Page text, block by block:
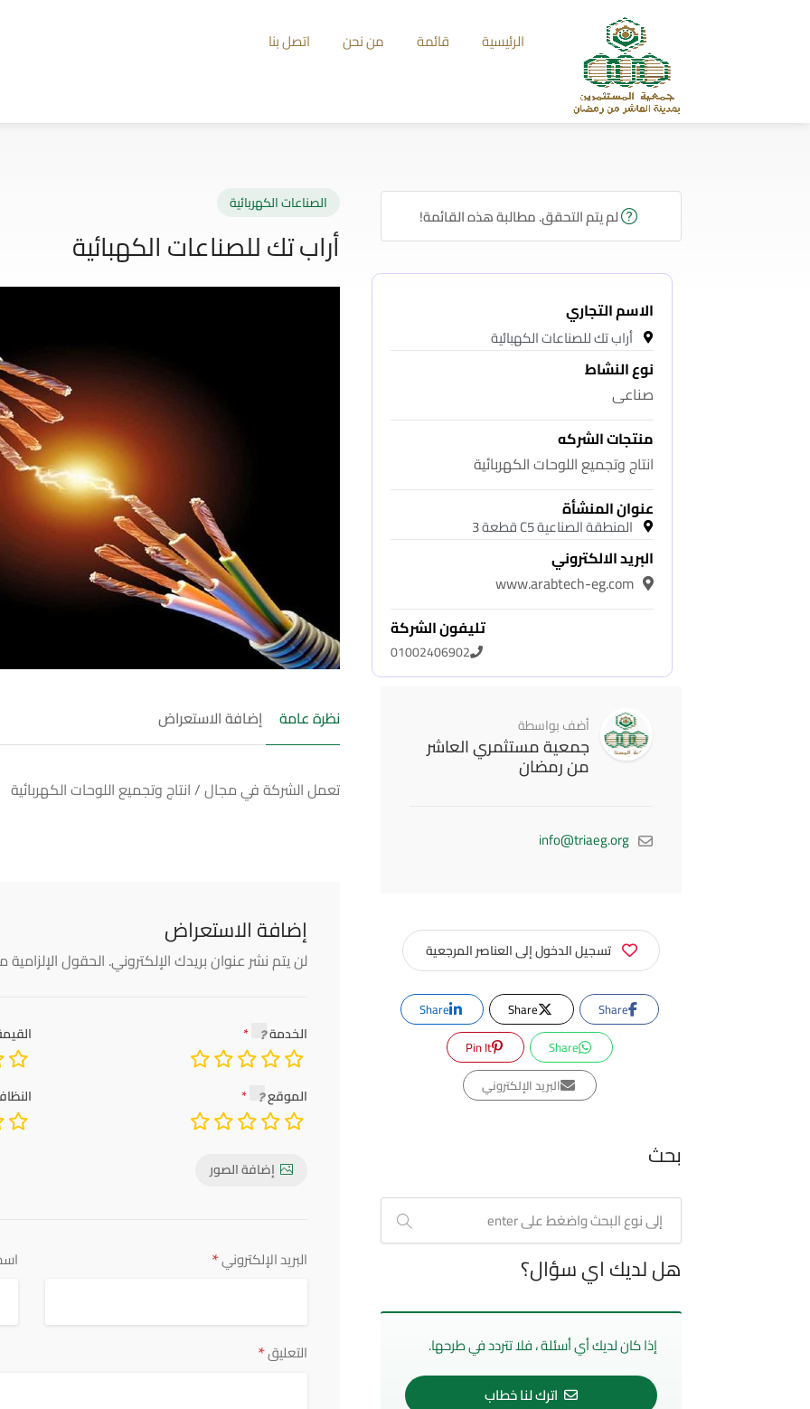
الرئيسية قائمة من نحن اتصل بنا
الصناعات الكهربائية
أراب تك للصناعات الكهبائية
نظرة عامة إضافة الاستعراض
تعمل الشركة في مجال / انتاج وتجميع اللوحات الكهربائية
إضافة الاستعراض
لن يتم نشر عنوان بريدك الإلكتروني. الحقول الإلزامية
الخدمة
الموقع
إضافة الصور
البريد الإلكتروني*
التعليق*
لم يتم التحقق. مطالبة هذه القائمة!
الاسم التجاري
أراب تك للصناعات الكهبائية
نوع النشاط
صناعى
منتجات الشركه
انتاج وتجميع اللوحات الكهربائية
عنوان المنشأة
المنطقة الصناعية C5 قطعة 3
البريد الالكتروني
www.arabtech-eg.com
تليفون الشركة
01002406902
أضف بواسطة
جمعية مستثمري العاشر
من رمضان
info@triaeg.org
تسجيل الدخول إلى العناصر المرجعية
Share
Share
Share
Share
Pin It
البريد الإلكتروني
بحث
هل لديك اي سؤال؟
إذا كان لديك أي أسئلة ، فلا تتردد في طرحها.
اترك لنا خطاب